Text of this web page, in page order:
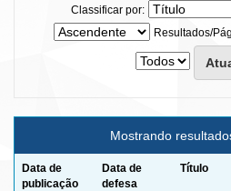
Classificar por:
Resultados/
Mostrando
Data de
publicação
Data de
defesa
Título